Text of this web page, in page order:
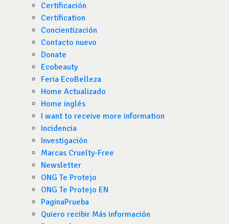
Certificación
Certification
Concientización
Contacto nuevo
Donate
Ecobeauty
Feria EcoBelleza
Home Actualizado
Home inglés
I want to receive more information
Incidencia
Investigación
Marcas Cruelty-Free
Newsletter
ONG Te Protejo
ONG Te Protejo EN
PaginaPrueba
Quiero recibir Más información